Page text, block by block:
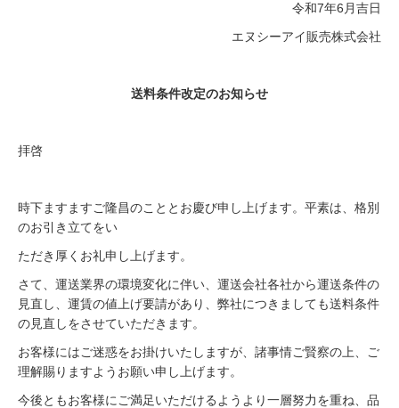
令和7年6月吉日
エヌシーアイ販売株式会社
送料条件改定のお知らせ
拝啓
時下ますますご隆昌のこととお慶び申し上げます。平素は、格別
のお引き立てをい
ただき厚くお礼申し上げます。
さて、運送業界の環境変化に伴い、運送会社各社から運送条件の
見直し、運賃の値上げ要請があり、弊社につきましても送料条件
の見直しをさせていただきます。
お客様にはご迷惑をお掛けいたしますが、諸事情ご賢察の上、ご
理解賜りますようお願い申し上げます。
今後ともお客様にご満足いただけるようより一層努力を重ね、品